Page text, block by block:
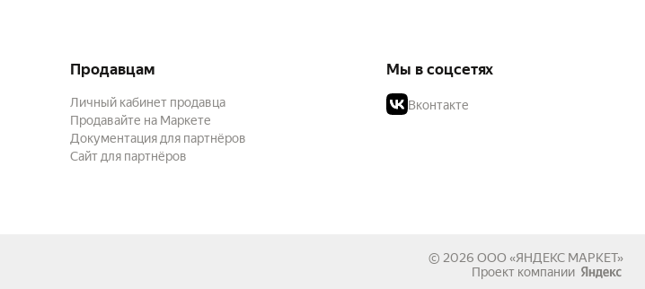
Продавцам
Личный кабинет продавца
Продавайте на Маркете
Документация для партнёров
Сайт для партнёров
Мы в соцсетях
Вконтакте
© 2026 ООО «ЯНДЕКС МАРКЕТ»
Проект компании